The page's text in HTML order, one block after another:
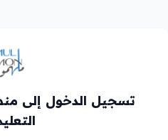
تسجيل الدخول إلى